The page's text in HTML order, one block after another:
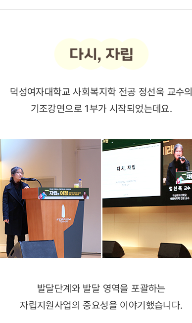
덕성여자대학교 사회복지학 전공 정선욱 교수의
기조강연으로 1부가 시작되었는데요.
발달단계와 발달 영역을 포괄하는
자립지원사업의 중요성을 이야기했습니다.